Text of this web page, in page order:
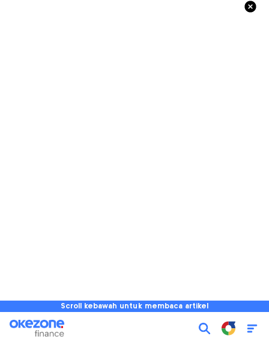
Scroll kebawah untuk membaca artikel